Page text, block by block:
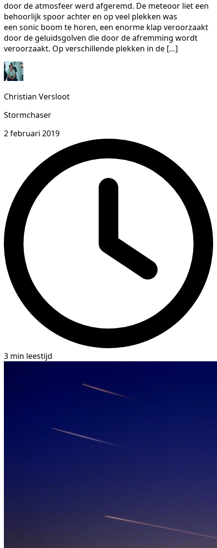
door de atmosfeer werd afgeremd. De meteoor liet een
behoorlijk spoor achter en op veel plekken was
een sonic boom te horen, een enorme klap veroorzaakt
door de geluidsgolven die door de afremming wordt
veroorzaakt. Op verschillende plekken in de […]
Christian Versloot
Stormchaser
2 februari 2019
3 min leestijd